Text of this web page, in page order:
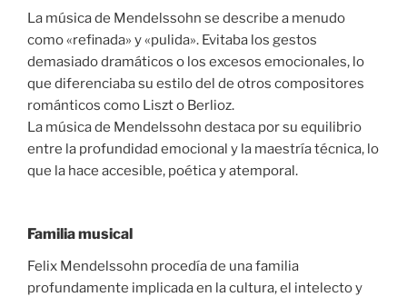
La música de Mendelssohn se describe a menudo
como «refinada» y «pulida». Evitaba los gestos
demasiado dramáticos o los excesos emocionales, lo
que diferenciaba su estilo del de otros compositores
románticos como Liszt o Berlioz.
La música de Mendelssohn destaca por su equilibrio
entre la profundidad emocional y la maestría técnica, lo
que la hace accesible, poética y atemporal.
Familia musical
Felix Mendelssohn procedía de una familia
profundamente implicada en la cultura, el intelecto y